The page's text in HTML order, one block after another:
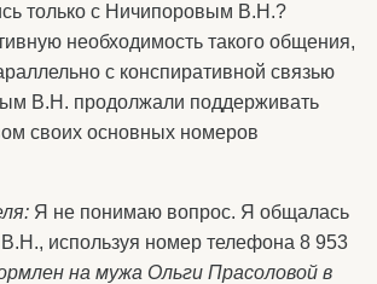
только с Ничипоровым В.Н.?
необходимость такого общения,
с конспиративной связью
В.Н. продолжали поддерживать
своих основных номеров
Я не понимаю вопрос. Я общалась
используя номер телефона 8 953
на мужа Ольги Прасоловой в